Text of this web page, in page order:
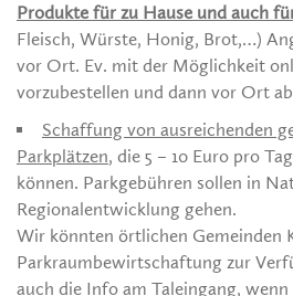
Produkte für zu Hause und auch
Fleisch, Würste, Honig, Brot,…)
vor Ort. Ev. mit der Möglichkeit
vorzubestellen und dann vor Ort
Schaffung von ausreichenden
Parkplätzen, die 5 – 10 Euro pro
können. Parkgebühren sollen in
Regionalentwicklung gehen.
Wir könnten örtlichen Gemeinden
Parkraumbewirtschaftung zur
auch die Info am Taleingang,